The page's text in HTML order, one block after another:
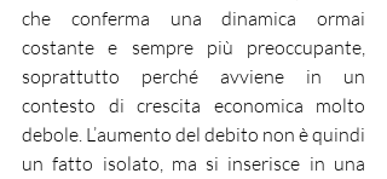
che conferma una dinamica ormai
costante e sempre più preoccupante,
soprattutto perché avviene in un
contesto di crescita economica molto
debole. L’aumento del debito non è quindi
un fatto isolato, ma si inserisce in una